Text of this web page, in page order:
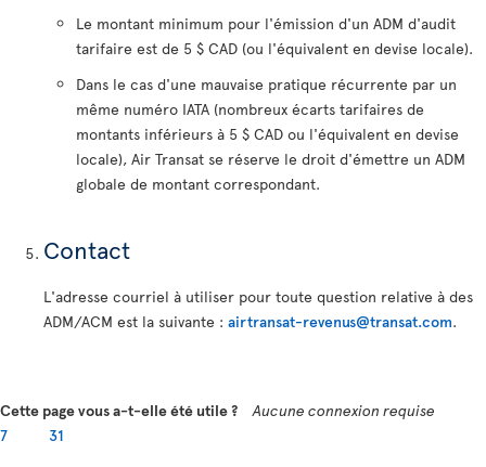
Le montant minimum pour l'émission d'un ADM d'audit
tarifaire est de 5 $ CAD (ou l'équivalent en devise locale).
Dans le cas d'une mauvaise pratique récurrente par un
même numéro IATA (nombreux écarts tarifaires de
montants inférieurs à 5 $ CAD ou l'équivalent en devise
locale), Air Transat se réserve le droit d'émettre un ADM
globale de montant correspondant.
Contact
L'adresse courriel à utiliser pour toute question relative à des
ADM/ACM est la suivante : airtransat-revenus@transat.com.
Cette page vous a-t-elle été utile ?
Aucune connexion requise
7
31